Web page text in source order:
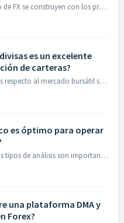
Los gráficos de nuestro mercado de FX se construyen con los promedios de la horquilla de precios (precio medio de la demanda/oferta, BID/ASK). Por tanto, l...
es un excelente
de carteras?
En general, el mercado de bonos respecto al mercado bursátil suele tener rendimiento inverso, por lo que invirtiendo simultáneamente en ambos se diversifica...
es óptimo para operar
¿Técnico o fundamental ? Ambos tipos de análisis son importantes a la hora de invertir en Forex y construir un modelo de inversión, pero es cierto que un me...
una plataforma DMA y
Forex?